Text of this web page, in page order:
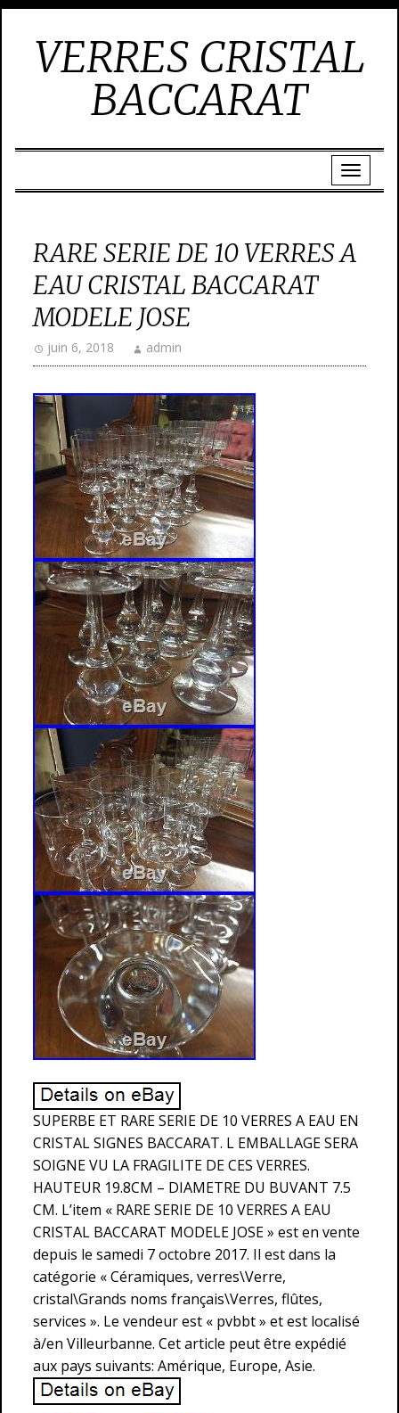
VERRES CRISTAL
BACCARAT
RARE SERIE DE 10 VERRES A
EAU CRISTAL BACCARAT
MODELE JOSE
juin 6, 2018 admin
SUPERBE ET RARE SERIE DE 10 VERRES A EAU EN
CRISTAL SIGNES BACCARAT. L EMBALLAGE SERA
SOIGNE VU LA FRAGILITE DE CES VERRES.
HAUTEUR 19.8CM – DIAMETRE DU BUVANT 7.5
CM. L’item « RARE SERIE DE 10 VERRES A EAU
CRISTAL BACCARAT MODELE JOSE » est en vente
depuis le samedi 7 octobre 2017. Il est dans la
catégorie « Céramiques, verres\Verre,
cristal\Grands noms français\Verres, flûtes,
services ». Le vendeur est « pvbbt » et est localisé
à/en Villeurbanne. Cet article peut être expédié
aux pays suivants: Amérique, Europe, Asie.